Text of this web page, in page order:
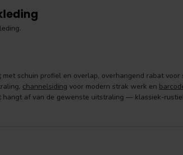
met schuin profiel en overlap, overhangend rabat voor
channelsiding voor modern strak werk en
af van de gewenste uitstraling — klassiek-